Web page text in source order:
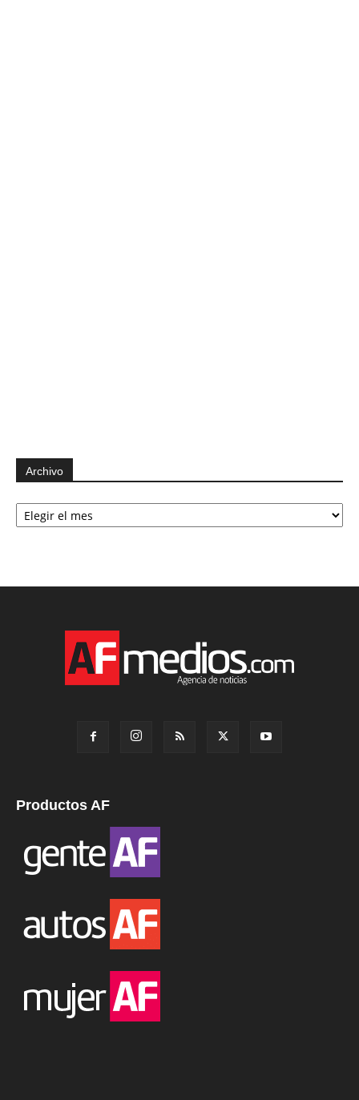
Archivo
Archivo
Productos AF